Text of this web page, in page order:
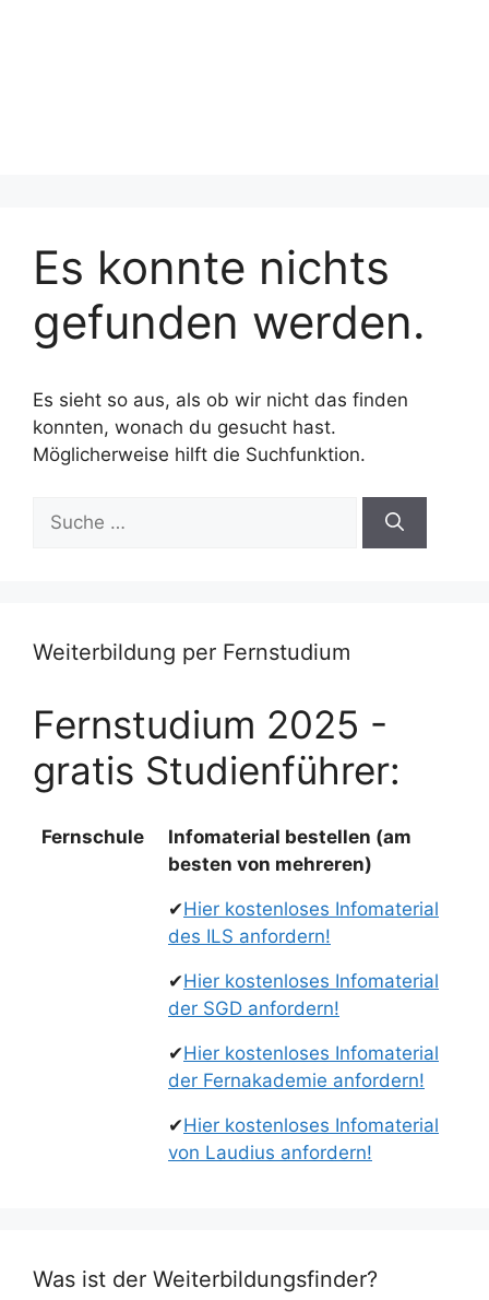
Es konnte nichts
gefunden werden.
Es sieht so aus, als ob wir nicht das finden
konnten, wonach du gesucht hast.
Möglicherweise hilft die Suchfunktion.
nach:
Weiterbildung per Fernstudium
Fernstudium 2025 -
gratis Studienführer:
Fernschule
Infomaterial bestellen (am
besten von mehreren)
✔Hier kostenloses Infomaterial
des ILS anfordern!
✔Hier kostenloses Infomaterial
der SGD anfordern!
✔Hier kostenloses Infomaterial
der Fernakademie anfordern!
✔Hier kostenloses Infomaterial
von Laudius anfordern!
Was ist der Weiterbildungsfinder?